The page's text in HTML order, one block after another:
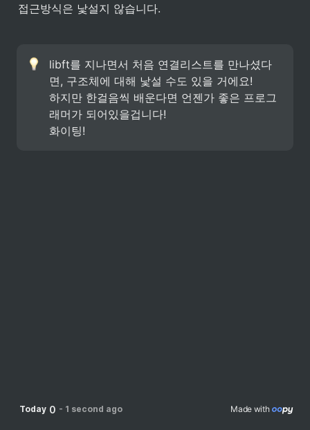
접근방식은 낯설지 않습니다.
libft를 지나면서 처음 연결리스트를 만나셨다
면, 구조체에 대해 낯설 수도 있을 거에요!
하지만 한걸음씩 배운다면 언젠가 좋은 프로그
래머가 되어있을겁니다!
화이팅!
Today 0 - 1 second ago Made with